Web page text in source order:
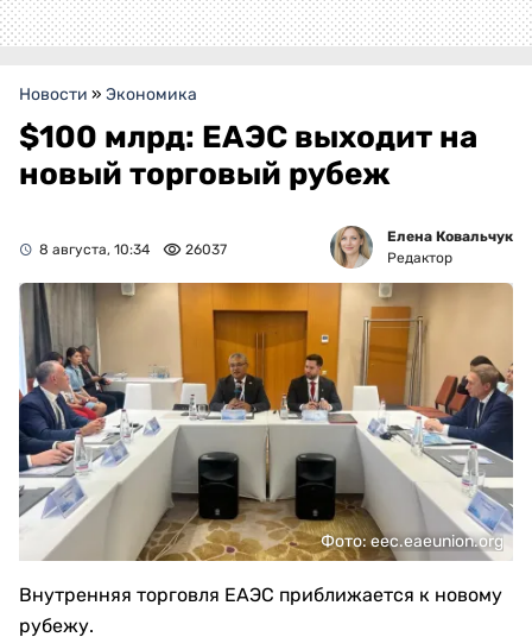
Новости » Экономика
$100 млрд: ЕАЭС выходит на
новый торговый рубеж
8 августа, 10:34 26037
Елена Ковальчук
Редактор
Фото: eec.eaeunion.org
Внутренняя торговля ЕАЭС приближается к новому
рубежу.